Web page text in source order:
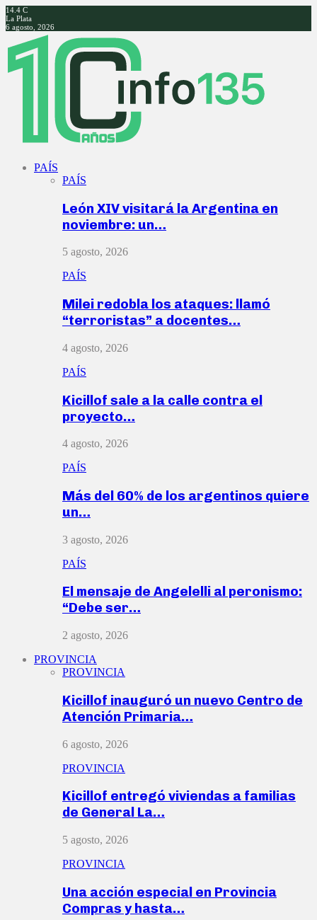
14.4 C
La Plata
6 agosto, 2026
Facebook
Twitter
Instagram
Youtube
PAÍS
PAÍS
León XIV visitará la Argentina en
noviembre: un…
5 agosto, 2026
PAÍS
Milei redobla los ataques: llamó
“terroristas” a docentes…
4 agosto, 2026
PAÍS
Kicillof sale a la calle contra el
proyecto…
4 agosto, 2026
PAÍS
Más del 60% de los argentinos quiere
un…
3 agosto, 2026
PAÍS
El mensaje de Angelelli al peronismo:
“Debe ser…
2 agosto, 2026
PROVINCIA
PROVINCIA
Kicillof inauguró un nuevo Centro de
Atención Primaria…
6 agosto, 2026
PROVINCIA
Kicillof entregó viviendas a familias
de General La…
5 agosto, 2026
PROVINCIA
Una acción especial en Provincia
Compras y hasta…